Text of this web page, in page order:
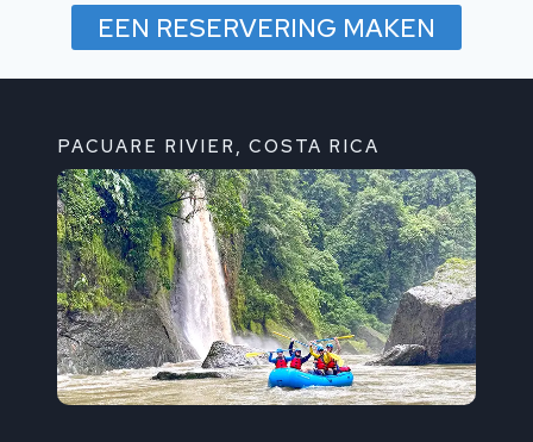
EEN RESERVERING MAKEN
PACUARE RIVIER, COSTA RICA